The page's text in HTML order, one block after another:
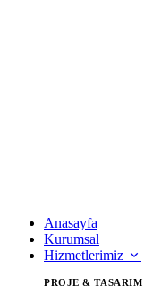
Anasayfa
Kurumsal
Hizmetlerimiz
PROJE & TASARIM